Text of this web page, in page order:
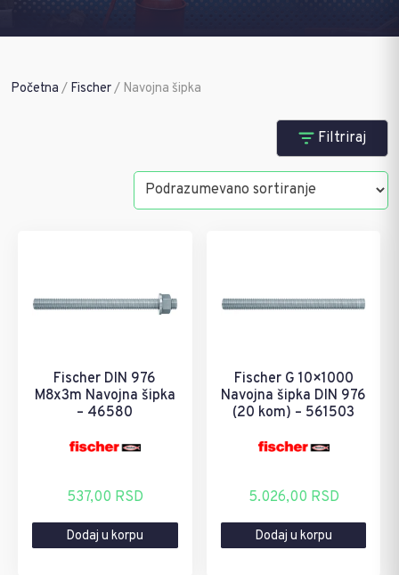
Početna / Fischer/ Navojna šipka
Brendovi
Sortiraj po ceni
537 RSD
Filtriraj
Fischer DIN 976
M8x3m Navojna šipka
– 46580
537,00 RSD
Dodaj u korpu
Fischer G 10×1000
Navojna šipka DIN 976
(20 kom) – 561503
5.026,00 RSD
Dodaj u korpu